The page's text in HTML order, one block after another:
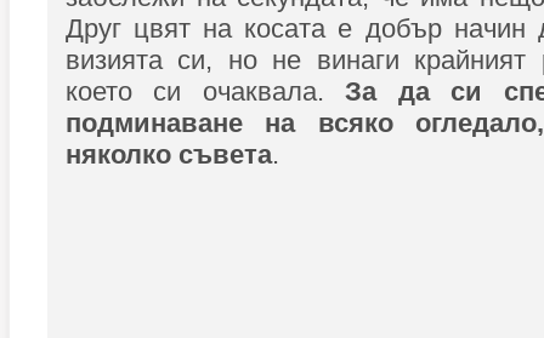
Друг цвят на косата е добър начин
визията си, но не винаги крайният
което си очаквала.За да си
подминаване на всяко
няколко съвета.